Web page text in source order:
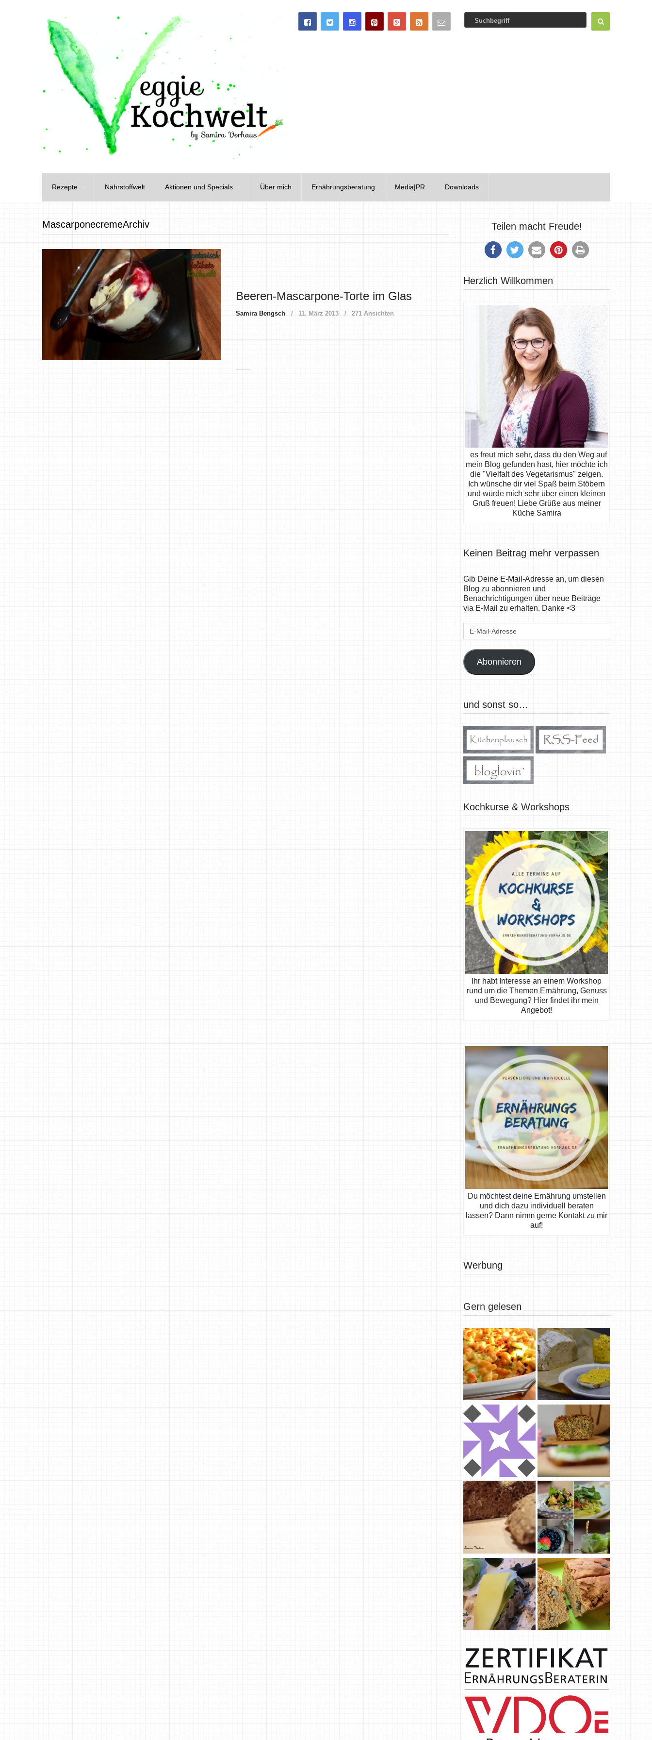
Rezepte Nährstoffwelt Aktionen und Specials Über mich Ernährungsberatung Media|PR Downloads
MascarponecremeArchiv
Beeren-Mascarpone-Torte im Glas
Samira Bengsch 11. März 2013 271 Ansichten
Teilen macht Freude!
Herzlich Willkommen
es freut mich sehr, dass du den Weg auf
mein Blog gefunden hast, hier möchte ich
die "Vielfalt des Vegetarismus" zeigen.
Ich wünsche dir viel Spaß beim Stöbern
und würde mich sehr über einen kleinen
Gruß freuen! Liebe Grüße aus meiner
Küche Samira
Keinen Beitrag mehr verpassen
Gib Deine E-Mail-Adresse an, um diesen
Blog zu abonnieren und
Benachrichtigungen über neue Beiträge
via E-Mail zu erhalten. Danke <3
E-
Abonnieren
und sonst so…
Kochkurse & Workshops
Ihr habt Interesse an einem Workshop
rund um die Themen Ernährung, Genuss
und Bewegung? Hier findet ihr mein
Angebot!
Du möchtest deine Ernährung umstellen
und dich dazu individuell beraten
lassen? Dann nimm gerne Kontakt zu mir
auf!
Werbung
Gern gelesen